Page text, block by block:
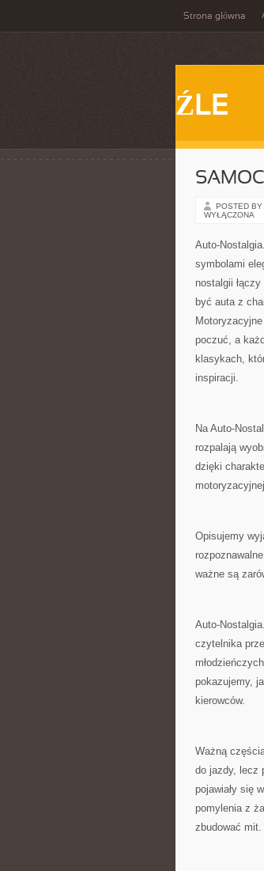
Strona główna
ŹLE
POSTED BY
WYŁĄCZONA
Auto-
symbolami
nostalgii
być auta z
poczuć, a
klasykach,
inspiracji.
Na Auto-
rozpalają
dzięki
Opisujemy
ważne są
Auto-
czytelnika
pokazujemy,
kierowców.
Ważną
do jazdy, lecz
pojawiały się
pomylenia z
zbudować mit.